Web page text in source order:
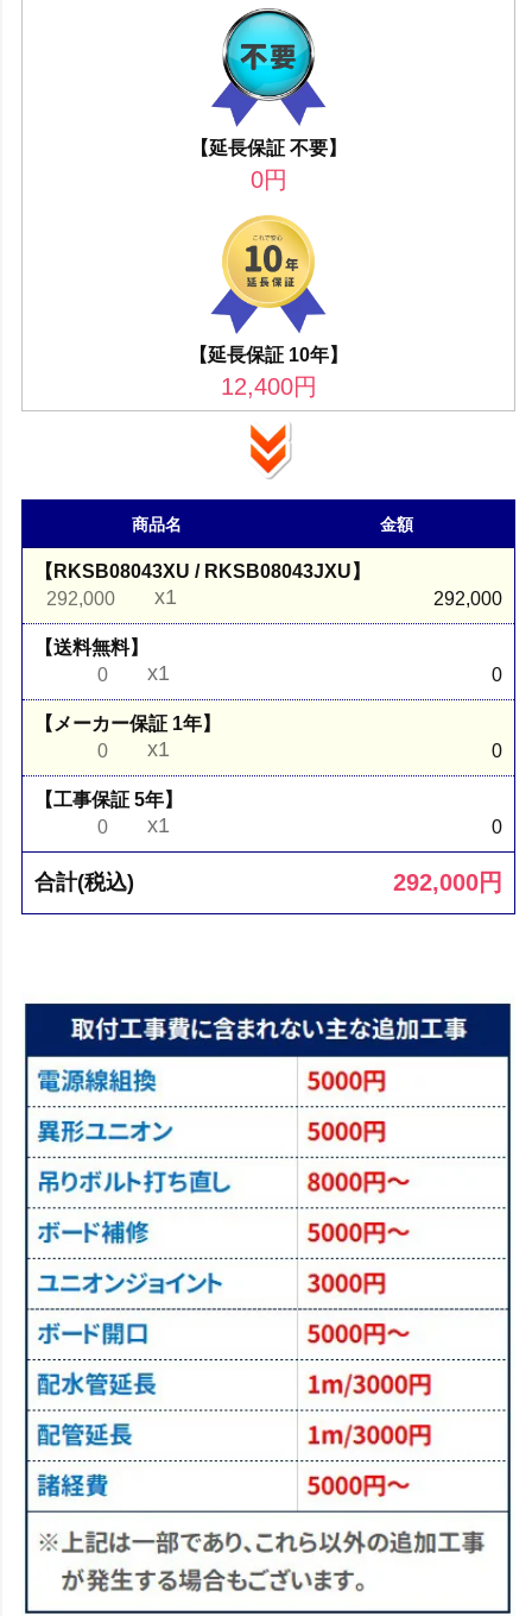
【延長保証 不要】
0円
【延長保証 10年】
12,400円
商品名 金額
【RKSB08043XU / RKSB08043JXU】
292,000
x1 292,000
【送料無料】
0
x1 0
【メーカー保証 1年】
0
x1 0
【工事保証 5年】
0
x1 0
合計(税込) 292,000円